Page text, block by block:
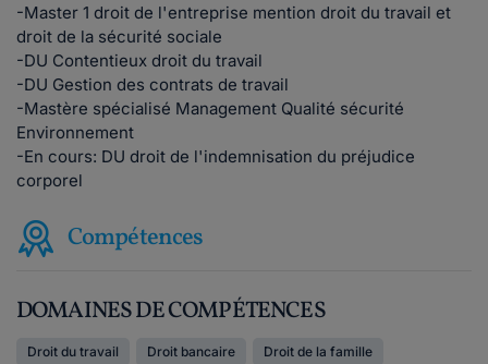
-Master 1 droit de l'entreprise mention droit du travail et
droit de la sécurité sociale
-DU Contentieux droit du travail
-DU Gestion des contrats de travail
-Mastère spécialisé Management Qualité sécurité
Environnement
-En cours: DU droit de l'indemnisation du préjudice
corporel
Compétences
DOMAINES DE COMPÉTENCES
Droit du travail Droit bancaire Droit de la famille